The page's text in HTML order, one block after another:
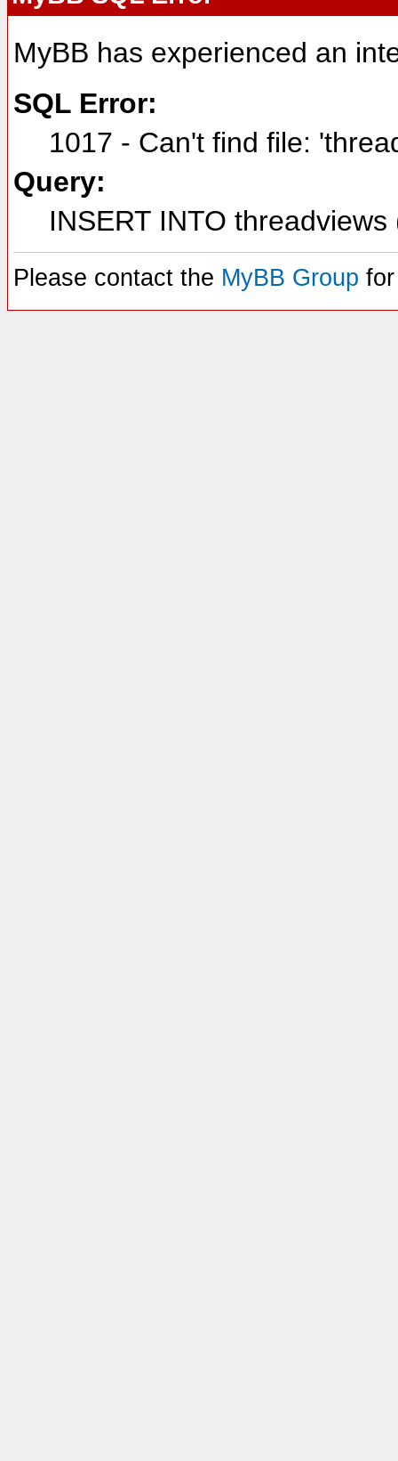
MyBB has experienced an
SQL Error:
1017 - Can't find file:
Query:
INSERT INTO
Please contact the MyBB Group